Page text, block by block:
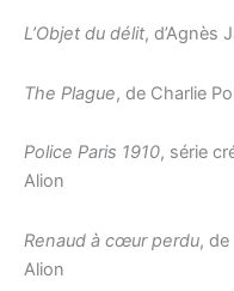
L’Objet du délit, d’Agnès
The Plague, de Charlie
Police Paris 1910, série
Alion
Renaud à cœur perdu,
Alion